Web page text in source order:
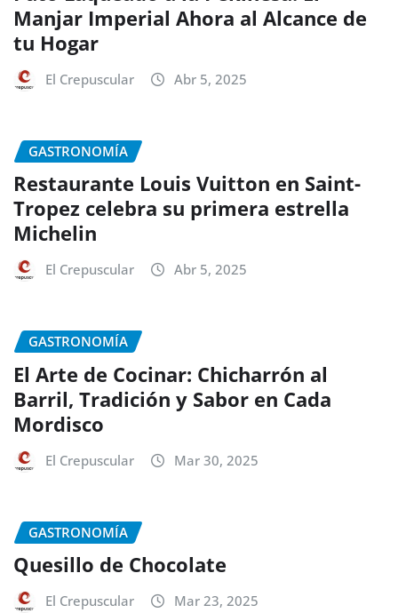
Manjar Imperial Ahora al Alcance de
tu Hogar
El Crepuscular Abr 5, 2025
GASTRONOMÍA
Restaurante Louis Vuitton en Saint-
Tropez celebra su primera estrella
Michelin
El Crepuscular Abr 5, 2025
GASTRONOMÍA
El Arte de Cocinar: Chicharrón al
Barril, Tradición y Sabor en Cada
Mordisco
El Crepuscular Mar 30, 2025
GASTRONOMÍA
Quesillo de Chocolate
El Crepuscular Mar 23, 2025